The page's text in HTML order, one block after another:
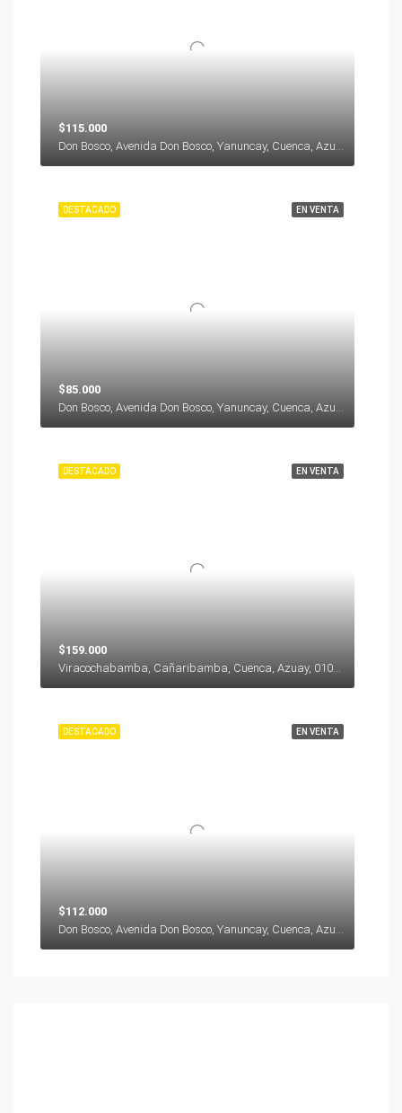
$115.000
Don Bosco, Avenida Don Bosco, Yanuncay, Cuenca, Azuay, 000000, Ecuador
EN VENTA
DESTACADO
$85.000
EN VENTA
DESTACADO
$159.000
Viracochabamba, Cañaribamba, Cuenca, Azuay, 010104, Ecuador
EN VENTA
DESTACADO
$112.000